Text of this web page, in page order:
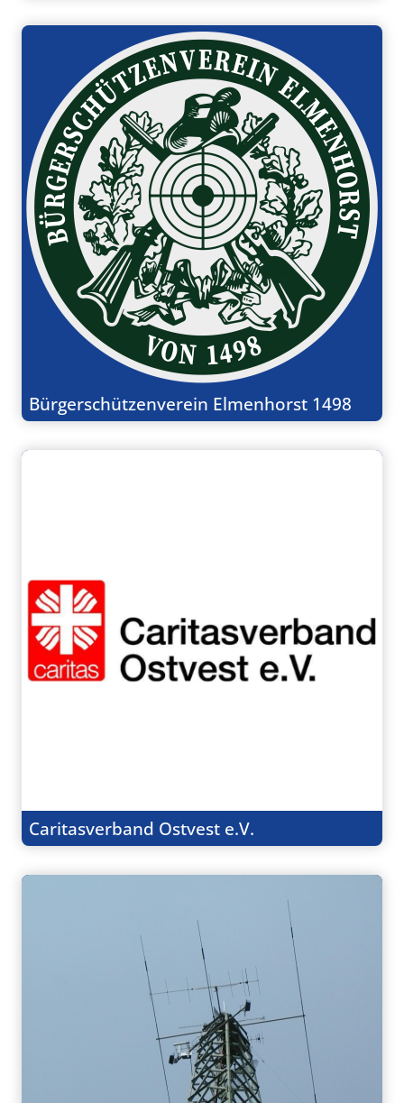
Bürgerschützenverein Elmenhorst 1498
Caritasverband Ostvest e.V.